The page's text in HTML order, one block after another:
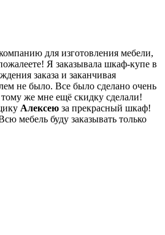
для изготовления мебели,
Я заказывала шкаф-купе в
заказа и заканчивая
не было. Все было сделано очень
же мне ещё скидку сделали!
Алексею за прекрасный шкаф!
мебель буду заказывать только